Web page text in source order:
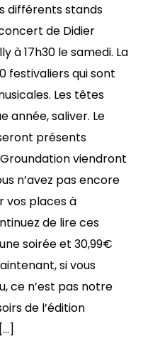
différents stands
de Didier
à 17h30 le samedi. La
festivaliers qui sont
Les têtes
année, saliver. Le
présents
viendront
n’avez pas encore
vos places à
de lire ces
soirée et 30,99€
si vous
ce n’est pas notre
de l’édition